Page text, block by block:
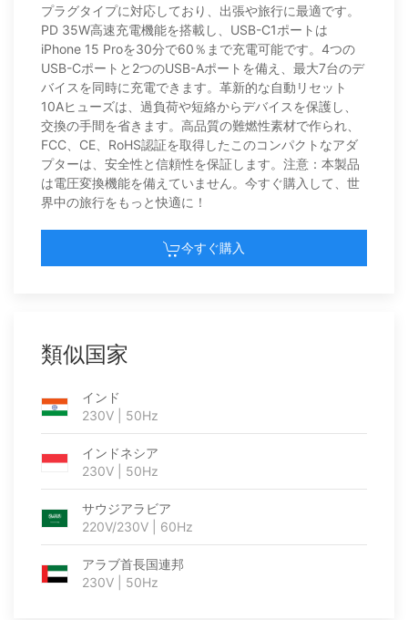
プラグタイプに対応しており、出張や旅行に最適です。
PD 35W高速充電機能を搭載し、USB-C1ポートは
iPhone 15 Proを30分で60％まで充電可能です。4つの
USB-Cポートと2つのUSB-Aポートを備え、最大7台のデ
バイスを同時に充電できます。革新的な自動リセット
10Aヒューズは、過負荷や短絡からデバイスを保護し、
交換の手間を省きます。高品質の難燃性素材で作られ、
FCC、CE、RoHS認証を取得したこのコンパクトなアダ
プターは、安全性と信頼性を保証します。注意：本製品
は電圧変換機能を備えていません。今すぐ購入して、世
界中の旅行をもっと快適に！
今すぐ購入
類似国家
インド
230V | 50Hz
インドネシア
230V | 50Hz
サウジアラビア
220V/230V | 60Hz
アラブ首長国連邦
230V | 50Hz